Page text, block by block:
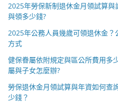
2025年勞保新制退休金月領試算
與領多少錢?
2025年公務人員幾歲可領退休金
方式
健保眷屬依附規定與區公所費用多
屬與子女怎麼辦?
勞保退休金月領試算與年資如何查
少錢？